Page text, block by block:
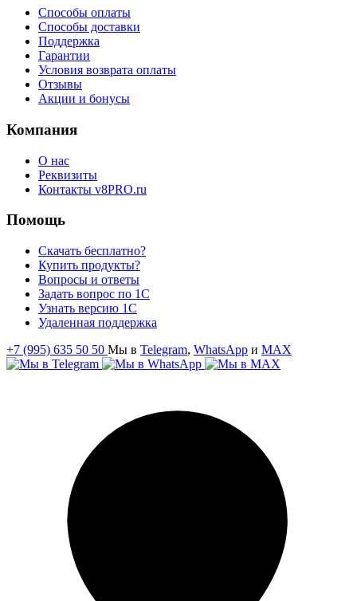
Способы оплаты
Способы доставки
Поддержка
Гарантии
Условия возврата оплаты
Отзывы
Акции и бонусы
Компания
О нас
Реквизиты
Контакты v8PRO.ru
Помощь
Скачать бесплатно?
Купить продукты?
Вопросы и ответы
Задать вопрос по 1С
Узнать версию 1С
Удаленная поддержка
+7 (995) 635 50 50 Мы в Telegram, WhatsApp и MAX